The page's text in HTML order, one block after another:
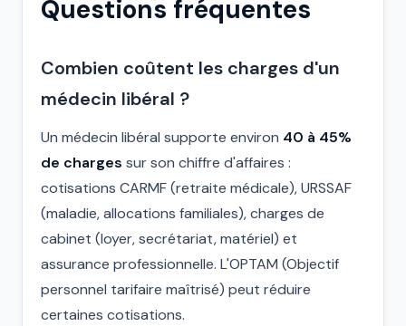
Questions fréquentes
Combien coûtent les charges d'un
médecin libéral ?
Un médecin libéral supporte environ 40 à 45%
de charges sur son chiffre d'affaires :
cotisations CARMF (retraite médicale), URSSAF
(maladie, allocations familiales), charges de
cabinet (loyer, secrétariat, matériel) et
assurance professionnelle. L'OPTAM (Objectif
personnel tarifaire maîtrisé) peut réduire
certaines cotisations.